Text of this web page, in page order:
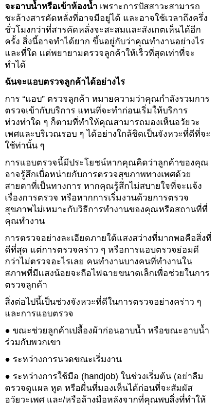
จะอาบน้ำหรือเข้าห้องน้ำ เพราะการปัสสาวะสามารถ
ชะล้างสารคัดหลั่งที่อาจมีอยู่ได้ และอาจใช้เวลาถึงครึ่ง
ชั่วโมงกว่าที่สารคัดหลั่งจะสะสมและสังเกตเห็นได้อีก
ครั้ง สิ่งนี้อาจทำได้ยาก ขึ้นอยู่กับว่าคุณทำงานอย่างไร
และที่ใด แต่พยายามตรวจลูกค้าให้เร็วที่สุดเท่าที่จะ
ทำได้
ฉันจะแอบตรวจลูกค้าได้อย่างไร
การ “แอบ” ตรวจลูกค้า หมายความว่าคุณกำลังรวมการ
ตรวจเข้ากับบริการ แทนที่จะทำก่อนเริ่มให้บริการ
ท่วงท่าใด ๆ ก็ตามที่ทำให้คุณสามารถมองเห็นอวัยวะ
เพศและบริเวณรอบ ๆ ได้อย่างใกล้ชิดเป็นจังหวะที่ดีที่จะ
ใช้ท่านั้น ๆ
การแอบตรวจนี้มีประโยชน์หากคุณคิดว่าลูกค้าของคุณ
อาจรู้สึกเบื่อหน่ายกับการตรวจสุขภาพทางเพศด้วย
สายตาที่เป็นทางการ หากคุณรู้สึกไม่สบายใจที่จะแจ้ง
เรื่องการตรวจ หรือหากการเริ่มงานด้วยการตรวจ
สุขภาพไม่เหมาะกับวิธีการทำงานของคุณหรือสถานที่ที่
คุณทำงาน
การตรวจอย่างละเอียดภายใต้แสงสว่างที่มากพอคือสิ่งที่
ดีที่สุด แต่การตรวจคร่าว ๆ หรือการแอบตรวจย่อมดี
กว่าไม่ตรวจอะไรเลย คนทำงานบางคนที่ทำงานใน
สภาพที่มีแสงน้อยจะถือไฟฉายขนาดเล็กเพื่อช่วยในการ
ตรวจลูกค้า
สิ่งต่อไปนี้เป็นช่วงจังหวะที่ดีในการตรวจอย่างคร่าว ๆ
และการแอบตรวจ
● ขณะช่วยลูกค้าเปลื้องผ้าก่อนอาบน้ำ หรือขณะอาบน้ำ
ร่วมกับพวกเขา
● ระหว่างการนวดขณะเริ่มงาน
● ระหว่างการใช้มือ (handjob) ในช่วงเริ่มต้น (อย่าลืม
ตรวจดูแผล หูด หรือผื่นที่มองเห็นได้ก่อนที่จะสัมผัส
อวัยวะเพศ และ/หรือล้างมือหลังจากที่คุณพบสิ่งที่ทำให้